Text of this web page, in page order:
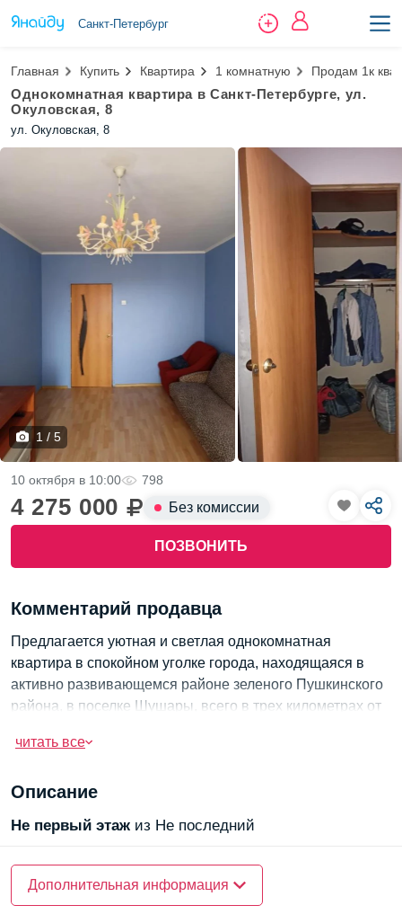
Санкт-Петербург
Главная Купить Квартира 1 комнатную Продам 1к
Однокомнатная квартира в Санкт-Петербурге, ул.
Окуловская, 8
ул. Окуловская, 8
1 / 5
4 275 000 Без комиссии
ПОЗВОНИТЬ
10 октября в 10:00 798
Описание
Не первый этаж из Не последний
О доме
Материал стен —
Дополнительная информация
Комментарий продавца
Предлагается уютная и светлая однокомнатная
квартира в спокойном уголке города, находящаяся в
активно развивающемся районе зеленого Пушкинского
района, в поселке Шушары, всего в трех километрах от
квартира расположена на девятом этаже современного
году.
Это идеальное место для комфортной жизни в
окружении природы и городской инфраструктуры.
читать все